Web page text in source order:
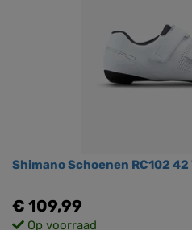
Shimano Schoenen RC102 42
€ 109,99
Op voorraad